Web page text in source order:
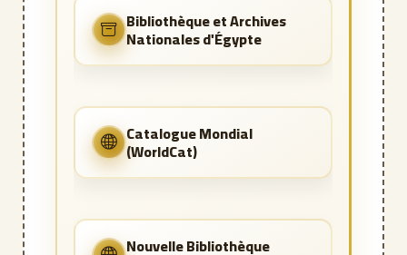
Bibliothèque et Archives
Nationales d'Égypte
Catalogue Mondial
(WorldCat)
Nouvelle Bibliothèque